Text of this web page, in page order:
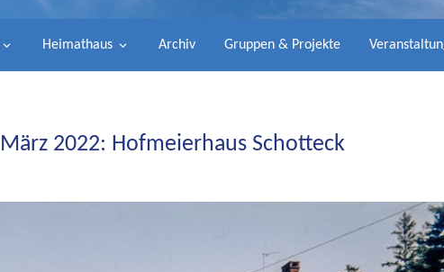
Heimathaus Archiv Gruppen & Projekte
2022: Hofmeierhaus Schotteck